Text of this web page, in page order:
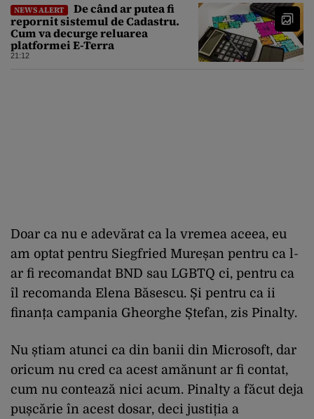
NEWS ALERT
De când ar putea fi
repornit sistemul de Cadastru.
Cum va decurge reluarea
platformei E-Terra
21:12
Doar ca nu e adevărat ca la vremea aceea, eu
am optat pentru Siegfried Mureșan pentru ca l-
ar fi recomandat BND sau LGBTQ ci, pentru ca
îl recomanda Elena Băsescu. Și pentru ca ii
finanța campania Gheorghe Ștefan, zis Pinalty.
Nu știam atunci ca din banii din Microsoft, dar
oricum nu cred ca acest amănunt ar fi contat,
cum nu contează nici acum. Pinalty a făcut deja
pușcărie în acest dosar, deci justiția a